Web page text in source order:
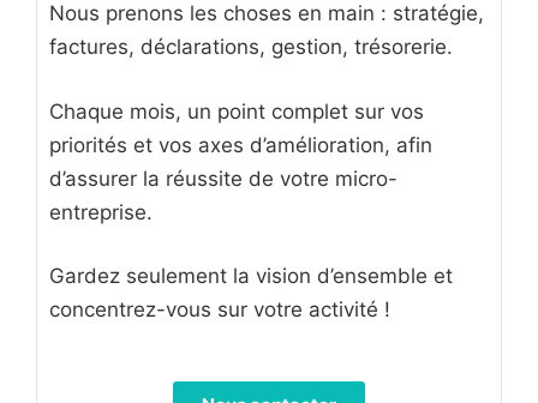
Nous prenons les choses en main : stratégie,
factures, déclarations, gestion, trésorerie.
Chaque mois, un point complet sur vos
priorités et vos axes d’amélioration, afin
d’assurer la réussite de votre micro-
entreprise.
Gardez seulement la vision d’ensemble et
concentrez-vous sur votre activité !